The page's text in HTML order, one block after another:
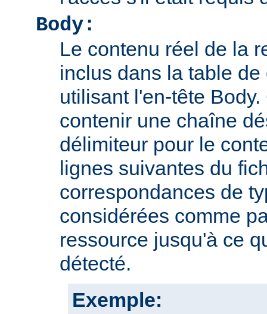
Body:
Le contenu réel de la
inclus dans la table
utilisant l'en-tête
contenir une chaîne
délimiteur pour le
lignes suivantes du
correspondances de
considérées comme
ressource jusqu'à ce
détecté.
Exemple: